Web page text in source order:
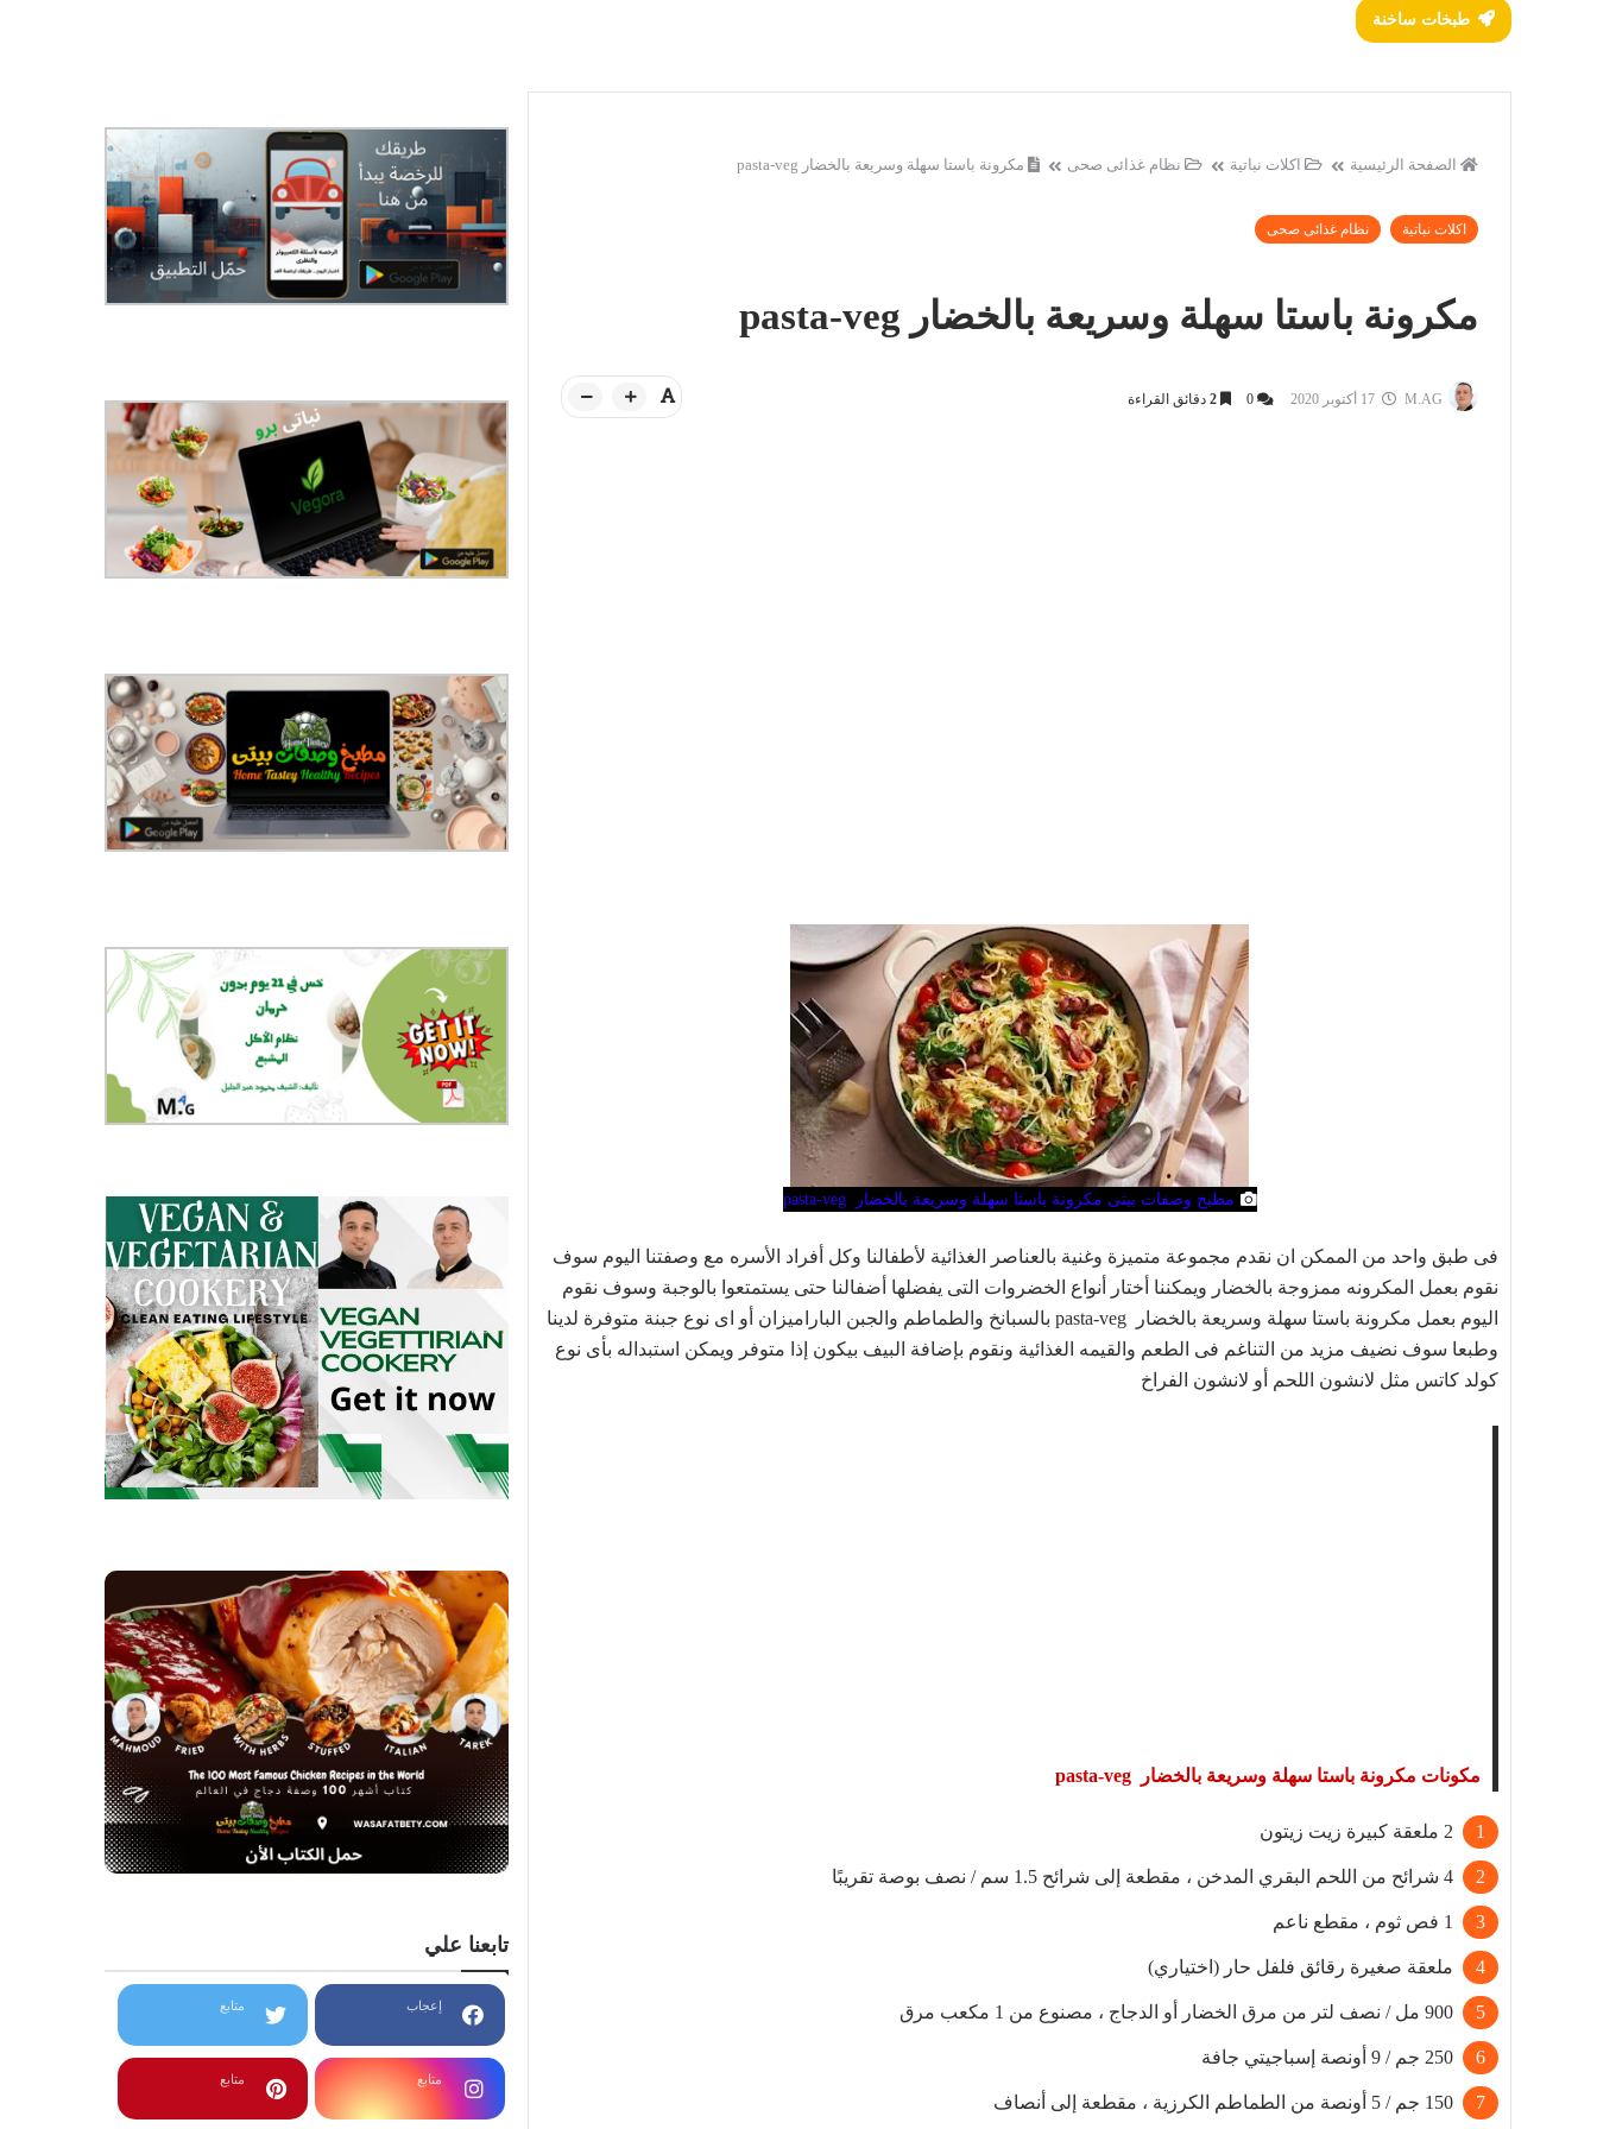
طبخات ساخنة
الصفحة الرئيسية اكلات نباتية نظام غذائى صحى مكرونة باستا سهلة وسريعة بالخضار pasta-veg
اكلات نباتية نظام غذائى صحى
مكرونة باستا سهلة وسريعة بالخضار pasta-veg
M.AG
0
2 دقائق القراءة
مطبخ وصفات بيتى مكرونة باستا سهلة وسريعة بالخضار pasta-veg
فى طبق واحد من الممكن ان نقدم مجموعة متميزة وغنية بالعناصر الغذائية لأطفالنا وكل أفراد الأسره مع وصفتنا اليوم سوف
نقوم بعمل المكرونه ممزوجة بالخضار ويمكننا أختار أنواع الخضروات التى يفضلها أضفالنا حتى يستمتعوا بالوجبة وسوف نقوم
اليوم بعمل مكرونة باستا سهلة وسريعة بالخضار pasta-veg بالسبانخ والطماطم والجبن الباراميزان أو اى نوع جبنة متوفرة لدينا
وطبعا سوف نضيف مزيد من التناغم فى الطعم والقيمه الغذائية ونقوم بإضافة البيف بيكون إذا متوفر ويمكن استبداله بأى نوع
كولد كاتس مثل لانشون اللحم أو لانشون الفراخ
مكونات مكرونة باستا سهلة وسريعة بالخضار pasta-veg
2 ملعقة كبيرة زيت زيتون
4 شرائح من اللحم البقري المدخن ، مقطعة إلى شرائح 1.5 سم / نصف بوصة تقريبًا
1 فص ثوم ، مقطع ناعم
ملعقة صغيرة رقائق فلفل حار (اختياري)
900 مل / نصف لتر من مرق الخضار أو الدجاج ، مصنوع من 1 مكعب مرق
250 جم / 9 أونصة إسباجيتي جافة
150 جم / 5 أونصة من الطماطم الكرزية ، مقطعة إلى أنصاف
تابعنا علي
إعجاب متابع
متابع متابع